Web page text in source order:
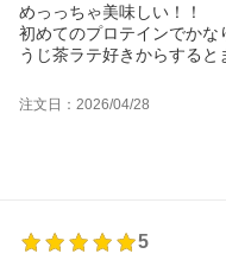
めっっちゃ美味しい！！
初めてのプロテインでかな
うじ茶ラテ好きからすると
てたら買ってみてほしい
なのは若干アルヨ。汗
あ、軽量スプーンみたい
いかと思ったのでちゃん
注文日：2026/04/28
5